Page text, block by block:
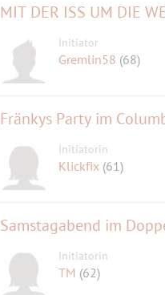
MIT DER ISS UM DIE
Initiator
Gremlin58 (68)
Fränkys Party im
Initiatorin
Klickfix (61)
Samstagabend im
Initiatorin
TM (62)